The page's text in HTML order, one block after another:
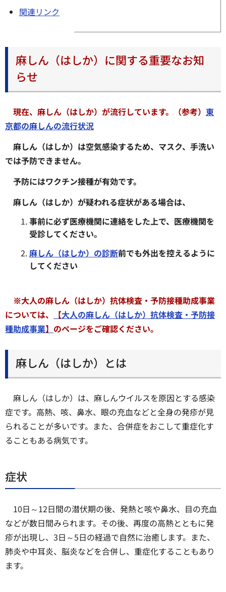
関連リンク
麻しん（はしか）に関する重要なお知
らせ
現在、麻しん（はしか）が流行しています。（参考） 東
京都の麻しんの流行状況
麻しん（はしか）は空気感染するため、マスク、手洗い
では予防できません。
予防にはワクチン接種が有効です。
麻しん（はしか）が疑われる症状がある場合は、
事前に必ず医療機関に連絡をした上で、医療機関を
受診してください。
麻しん（はしか）の診断前でも外出を控えるように
してください
※大人の麻しん（はしか）抗体検査・予防接種助成事業
については、
【大人の麻しん（はしか）抗体検査・予防接
種助成事業】 のページをご確認ください。
麻しん（はしか）とは
麻しん（はしか）は、麻しんウイルスを原因とする感染
症です。高熱、咳、鼻水、眼の充血などと全身の発疹が見
られることが多いです。また、合併症をおこして重症化す
ることもある病気です。
症状
10日～12日間の潜伏期の後、発熱と咳や鼻水、目の充血
などが数日間みられます。その後、再度の高熱とともに発
疹が出現し、3日～5日の経過で自然に治癒します。また、
肺炎や中耳炎、脳炎などを合併し、重症化することもあり
ます。